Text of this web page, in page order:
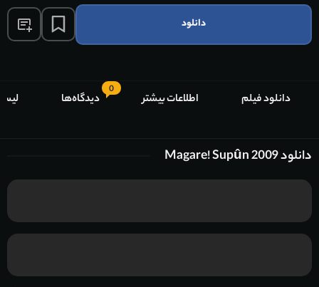
دانلود
دانلود فیلم اطلاعات بیشتر
0
دیدگاه‌ها
دانلود Magare! Supûn 2009